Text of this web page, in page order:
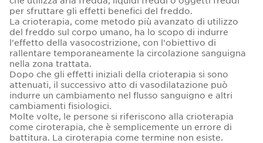
per sfruttare gli effetti benefici del freddo.
La crioterapia, come metodo più avanzato di utilizzo
del freddo sul corpo umano, ha lo scopo di indurre
l'effetto della vasocostrizione, con l'obiettivo di
rallentare temporaneamente la circolazione sanguigna
nella zona trattata.
Dopo che gli effetti iniziali della crioterapia si sono
attenuati, il successivo atto di vasodilatazione può
indurre un cambiamento nel flusso sanguigno e altri
cambiamenti fisiologici.
Molte volte, le persone si riferiscono alla crioterapia
come ciroterapia, che è semplicemente un errore di
battitura. La ciroterapia come termine non esiste.